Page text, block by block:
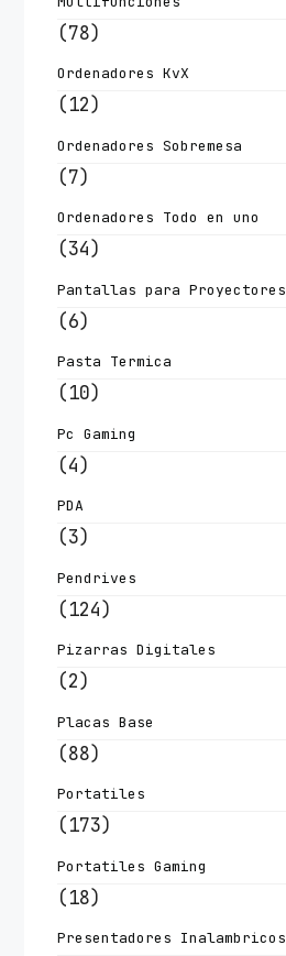
(78)
Ordenadores KvX
(12)
Ordenadores Sobremesa
(7)
Ordenadores Todo en uno
(34)
Pantallas para Proyectores
(6)
Pasta Termica
(10)
Pc Gaming
(4)
PDA
(3)
Pendrives
(124)
Pizarras Digitales
(2)
Placas Base
(88)
Portatiles
(173)
Portatiles Gaming
(18)
Presentadores Inalambricos